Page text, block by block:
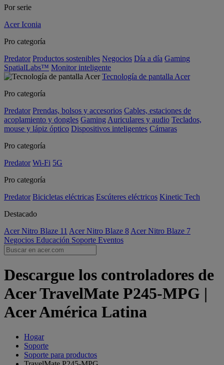
Por serie
Acer Iconia
Pro categoría
Predator Productos sostenibles Negocios Día a día Gaming
SpatialLabs™ Monitor inteligente
Tecnología de pantalla Acer
Pro categoría
Predator Prendas, bolsos y accesorios Cables, estaciones de
acoplamiento y dongles Gaming Auriculares y audio Teclados,
mouse y lápiz óptico Dispositivos inteligentes Cámaras
Pro categoría
Predator Wi-Fi 5G
Pro categoría
Predator Bicicletas eléctricas Escúteres eléctricos Kinetic Tech
Destacado
Acer Nitro Blaze 11 Acer Nitro Blaze 8 Acer Nitro Blaze 7
Negocios Educación Soporte Eventos
Descargue los controladores de
Acer TravelMate P245-MPG |
Acer América Latina
Hogar
Soporte
Soporte para productos